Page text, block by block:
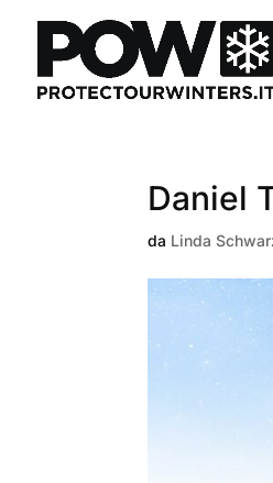
Daniel
da Linda